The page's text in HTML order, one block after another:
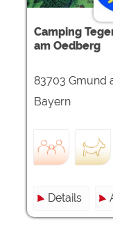
Camping
am Oedberg
83703 Gmund
Bayern
Details